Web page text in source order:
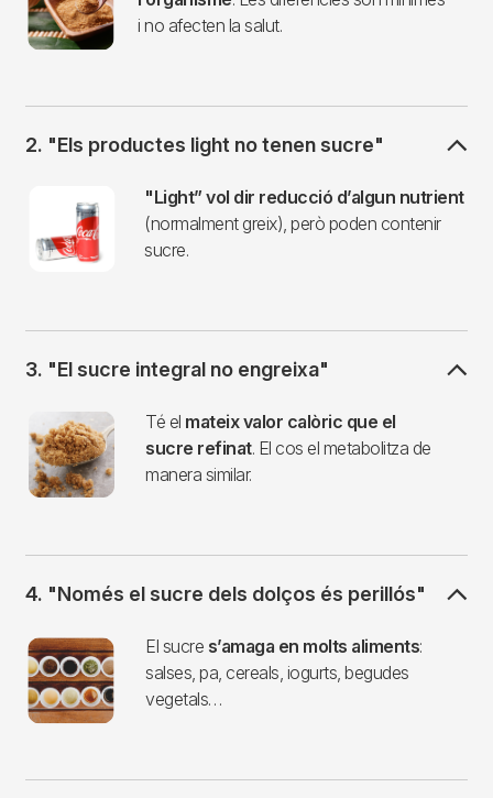
i no afecten la salut.
2. "Els productes light no tenen sucre"
"Light” vol dir reducció d’algun nutrient
(normalment greix), però poden contenir
sucre.
3. "El sucre integral no engreixa"
Imagen Té el mateix valor calòric que el
sucre refinat. El cos el metabolitza de
manera similar.
4. "Només el sucre dels dolços és perillós"
Imagen El sucre s’amaga en molts aliments:
salses, pa, cereals, iogurts, begudes
vegetals…